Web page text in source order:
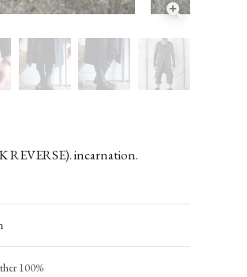
REVERSE). incarnation.
100%